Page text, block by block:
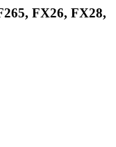
FX26, FX28,